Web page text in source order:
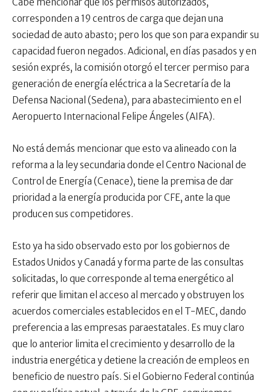
corresponden a 19 centros de carga que dejan una
sociedad de auto abasto; pero los que son para expandir su
capacidad fueron negados. Adicional, en días pasados y en
sesión exprés, la comisión otorgó el tercer permiso para
generación de energía eléctrica a la Secretaría de la
Defensa Nacional (Sedena), para abastecimiento en el
Aeropuerto Internacional Felipe Ángeles (AIFA).
No está demás mencionar que esto va alineado con la
reforma a la ley secundaria donde el Centro Nacional de
Control de Energía (Cenace), tiene la premisa de dar
prioridad a la energía producida por CFE, ante la que
producen sus competidores.
Esto ya ha sido observado esto por los gobiernos de
Estados Unidos y Canadá y forma parte de las consultas
solicitadas, lo que corresponde al tema energético al
referir que limitan el acceso al mercado y obstruyen los
acuerdos comerciales establecidos en el T-MEC, dando
preferencia a las empresas paraestatales. Es muy claro
que lo anterior limita el crecimiento y desarrollo de la
industria energética y detiene la creación de empleos en
beneficio de nuestro país. Si el Gobierno Federal continúa